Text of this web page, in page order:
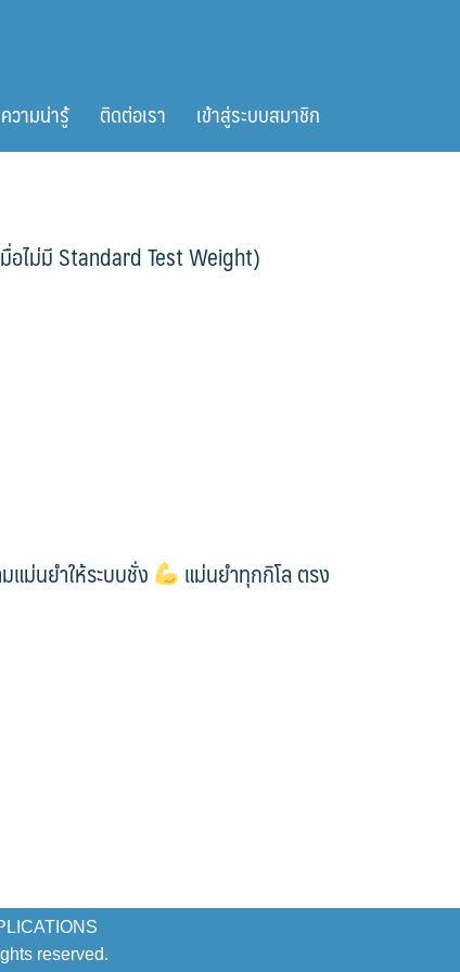
วามน่ารู้ ติดต่อเรา เข้าสู่ระบบสมาชิก
อไม่มี Standard Test Weight)
แม่นยำให้ระบบชั่ง แม่นยำทุกกิโล ตรง
reserved.